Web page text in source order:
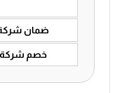
ضمان شركة
خصم شركة